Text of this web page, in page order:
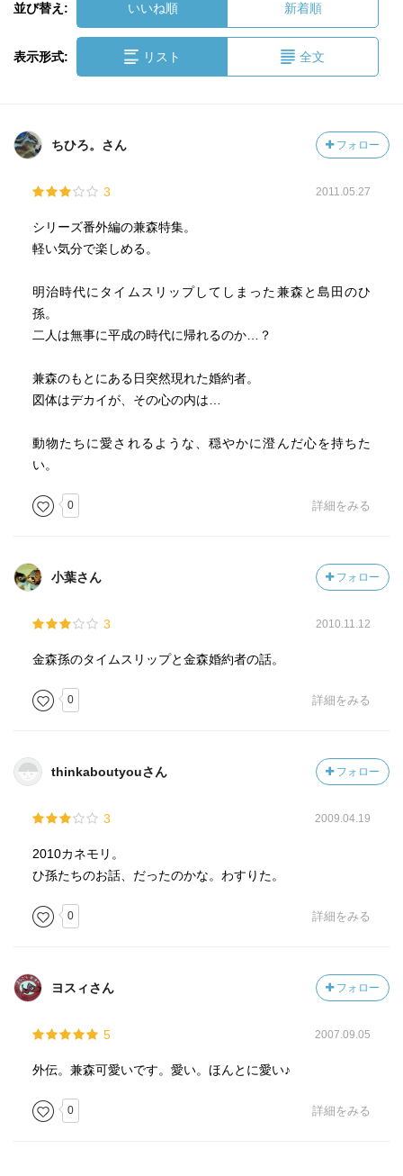
並び替え: いいね順 新着順
表示形式: リスト 全文
ちひろ。さん フォロー
3 2011.05.27
シリーズ番外編の兼森特集。
軽い気分で楽しめる。
明治時代にタイムスリップしてしまった兼森と島田のひ
孫。
二人は無事に平成の時代に帰れるのか…？
兼森のもとにある日突然現れた婚約者。
図体はデカイが、その心の内は…
動物たちに愛されるような、穏やかに澄んだ心を持ちた
い。
0 詳細をみる
小葉さん フォロー
3 2010.11.12
金森孫のタイムスリップと金森婚約者の話。
0 詳細をみる
thinkaboutyouさん フォロー
3 2009.04.19
2010カネモリ。
ひ孫たちのお話、だったのかな。わすりた。
0 詳細をみる
ヨスィさん フォロー
5 2007.09.05
外伝。兼森可愛いです。愛い。ほんとに愛い♪
0 詳細をみる